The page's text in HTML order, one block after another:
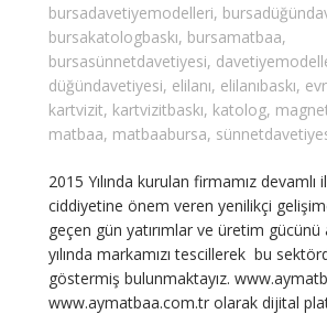
bursadavetiyemodelleri,
bursakatologbaskı, bursamatbaa,
bursasünnetdavetiyesi,
düğündavetiyesi, elilanı, elilanıbaskı,
kartvizit, kartvizitbaskı, katolog,
matbaa, matbaabursa,
2015 Yılında kurulan firmamız devamlı
ciddiyetine önem veren yenilikçi
geçen gün yatırımlar ve üretim
yılında markamızı tescillerek bu
göstermiş bulunmaktayız.
www.aymatbaa.com.tr olarak dijital